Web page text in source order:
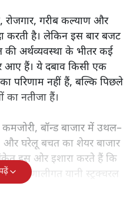
रोजगार, गरीब कल्याण और
करती है। लेकिन इस बार बजट
अर्थव्यवस्था के भीतर कई
आए हैं। ये दबाव किसी एक
परिणाम नहीं हैं, बल्कि पिछले
नतीजा हैं।
बॉन्ड बाजार में उथल–
और घरेलू बचत का शेयर बाजार
इस ओर इशारा करते हैं कि
प्रणालीगत यानी स्ट्रक्चरल